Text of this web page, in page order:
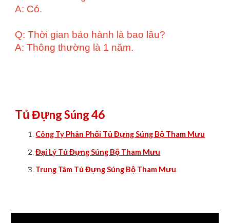
A: Có.
Q: Thời gian bảo hành là bao lâu?
A: Thông thường là 1 năm.
Tủ Đựng Súng 46
Công Ty Phân Phối Tủ Đựng Súng Bộ Tham Mưu
Đại Lý Tủ Đựng Súng Bộ Tham Mưu
Trung Tâm Tủ Đựng Súng Bộ Tham Mưu